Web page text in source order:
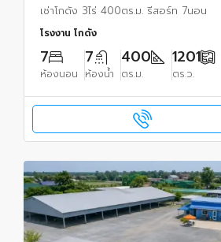
เช่าโกดัง 3ไร่ 400ตร.ม. รีสอร์ท 7นอน
โรงงาน โกดัง
7
ห้องนอน
7
ห้องน้ำ
400
ตร.ม.
1201
ตร.ว.